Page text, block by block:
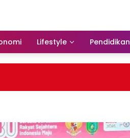
Lifestyle Pendidikan